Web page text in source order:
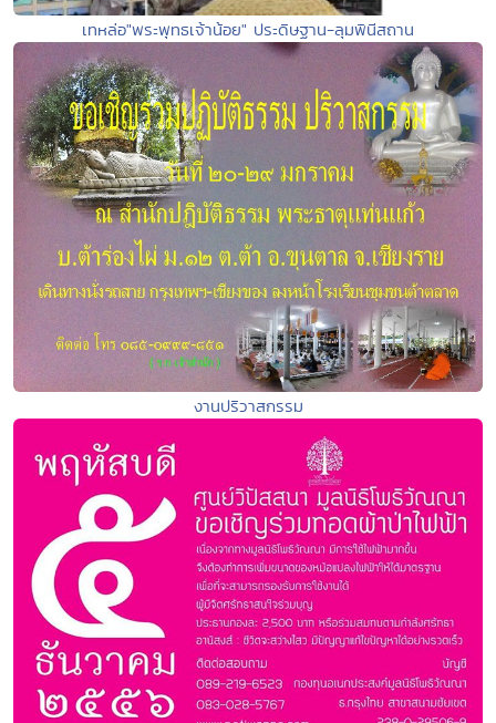
เทหล่อ"พระพุทธเจ้าน้อย" ประดิษฐาน-ลุมพินีสถาน
งานปริวาสกรรม